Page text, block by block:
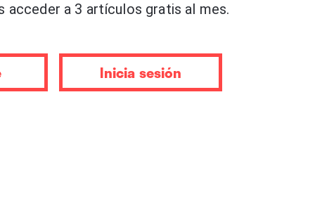
sostenido –casi siempre en inglés, aunque
la composición.
que inducen estados de ánimo no deseados
dirigimos. Como el insumiso coche
juvenil videoclip de la canción, realizado
con 510HAVEN. Subidos a su esquiva
acceder a 3 artículos gratis al mes.
Inicia sesión